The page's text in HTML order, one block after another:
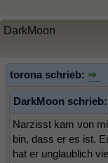
DarkMoon
torona schrieb:
DarkMoon schrieb:
Narzisst kam von
bin, dass er es ist.
hat er unglaublich